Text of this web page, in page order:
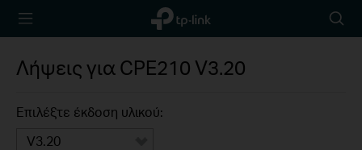
TP-Link,
Reliably
icon
Λήψεις γιαCPE210 V3.20
Επιλέξτε έκδοση υλικού:
V3.20